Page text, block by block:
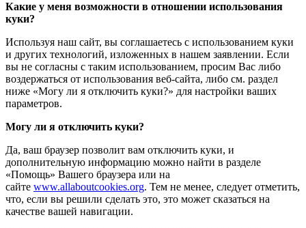
Какие у меня возможности в отношении использования
куки?
Используя наш сайт, вы соглашаетесь с использованием куки
и других технологий, изложенных в нашем заявлении. Если
вы не согласны с таким использованием, просим Вас либо
воздержаться от использования веб-сайта, либо см. раздел
ниже «Могу ли я отключить куки?» для настройки ваших
параметров.
Могу ли я отключить куки?
Да, ваш браузер позволит вам отключить куки, и
дополнительную информацию можно найти в разделе
«Помощь» Вашего браузера или на
сайте www.allaboutcookies.org. Тем не менее, следует отметить,
что, если вы решили сделать это, это может сказаться на
качестве вашей навигации.